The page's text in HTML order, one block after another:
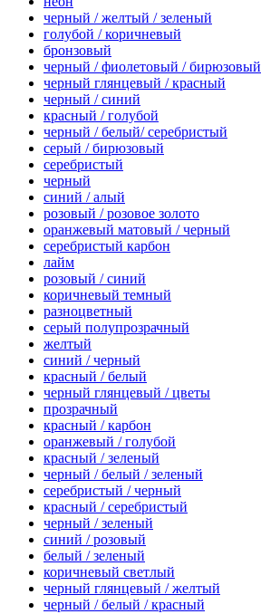
черный / желтый / зеленый
голубой / коричневый
бронзовый
черный / фиолетовый / бирюзовый
черный глянцевый / красный
черный / синий
красный / голубой
черный / белый/ серебристый
серый / бирюзовый
серебристый
черный
синий / алый
розовый / розовое золото
оранжевый матовый / черный
серебристый карбон
лайм
розовый / синий
коричневый темный
разноцветный
серый полупрозрачный
желтый
синий / черный
красный / белый
черный глянцевый / цветы
прозрачный
красный / карбон
оранжевый / голубой
красный / зеленый
черный / белый / зеленый
серебристый / черный
красный / серебристый
черный / зеленый
синий / розовый
белый / зеленый
коричневый светлый
черный глянцевый / желтый
черный / белый / красный